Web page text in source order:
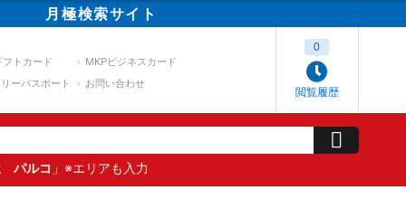
月極検索サイト
フトカード
MKPビジネスカード
ーパスポート
お問い合わせ
閲覧履歴
0
パルコ 」※エリアも入力